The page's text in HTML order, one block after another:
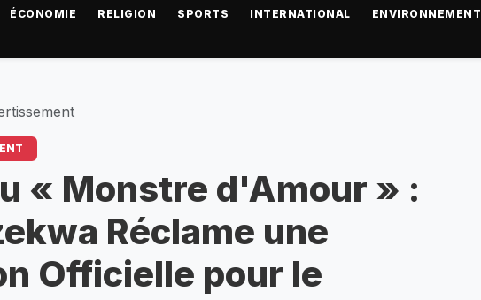
ÉCONOMIE RELIGION SPORTS INTERNATIONAL ENVIRONNEMENT
« Monstre d'Amour » :
Réclame une
Officielle pour le